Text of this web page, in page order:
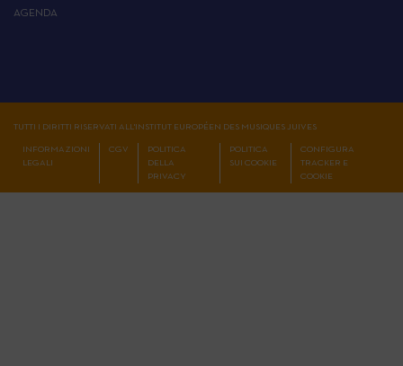
AGENDA
TUTTI I DIRITTI RISERVATI ALL'INSTITUT EUROPÉEN DES MUSIQUES JUIVES
INFORMAZIONI
LEGALI
CGV
POLITICA
DELLA
PRIVACY
POLITICA
SUI COOKIE
CONFIGURA
TRACKER E
COOKIE